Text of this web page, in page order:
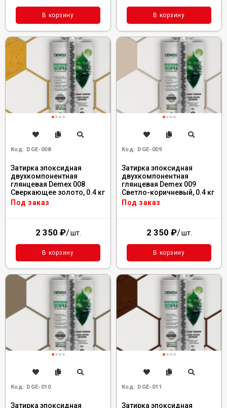
В корзину В корзину
Код: DGE-008
Затирка эпоксидная
двухкомпонентная
глянцевая Demex 008
Сверкающее золото, 0.4 кг
Под заказ
2 350 ₽/шт.
В корзину
Код: DGE-009
Затирка эпоксидная
двухкомпонентная
глянцевая Demex 009
Светло-коричневый, 0.4 кг
Под заказ
2 350 ₽/шт.
В корзину
Код: DGE-010
Затирка эпоксидная
Код: DGE-011
Затирка эпоксидная